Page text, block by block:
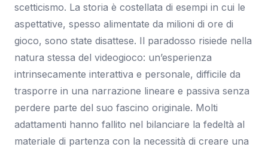
scetticismo. La storia è costellata di esempi in cui le
aspettative, spesso alimentate da milioni di ore di
gioco, sono state disattese. Il paradosso risiede nella
natura stessa del videogioco: un’esperienza
intrinsecamente interattiva e personale, difficile da
trasporre in una narrazione lineare e passiva senza
perdere parte del suo fascino originale. Molti
adattamenti hanno fallito nel bilanciare la fedeltà al
materiale di partenza con la necessità di creare una